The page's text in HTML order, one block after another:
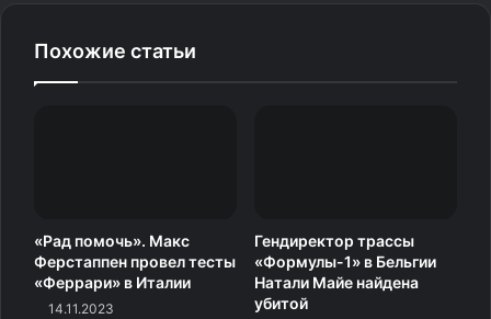
красив. Всем рекомендую там побывать, — цитирует
Похожие статьи
«Рад помочь». Макс
Ферстаппен провел тесты
«Феррари» в Италии
14.11.2023
Гендиректор трассы
«Формулы-1» в Бельгии
Натали Майе найдена
убитой